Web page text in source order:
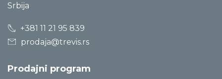
Srbija
+381 11 21 95 839
prodaja@trevis.rs
Prodajni program